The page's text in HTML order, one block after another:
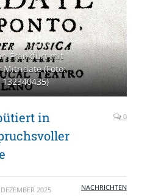
Frankfurt mit
(Foto:
in
0
2025 NACHRICHTEN